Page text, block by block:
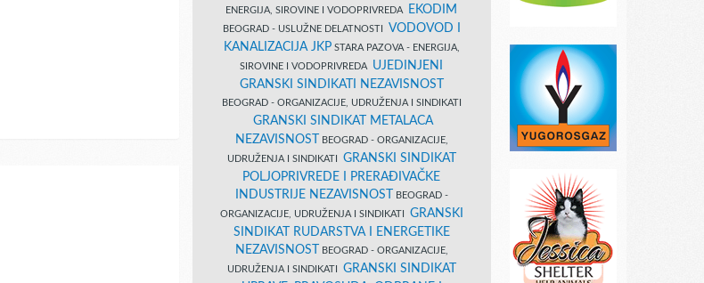
ENERGIJA, SIROVINE I VODOPRIVREDA
EKODIM
BEOGRAD - USLUŽNE DELATNOSTI VODOVOD I
KANALIZACIJA JKPSTARA PAZOVA - ENERGIJA,
SIROVINE I VODOPRIVREDA UJEDINJENI
GRANSKI SINDIKATI NEZAVISNOST
BEOGRAD - ORGANIZACIJE, UDRUŽENJA I SINDIKATI
GRANSKI SINDIKAT METALACA
NEZAVISNOST
BEOGRAD - ORGANIZACIJE,
UDRUŽENJA I SINDIKATI GRANSKI SINDIKAT
POLJOPRIVREDE I PRERAĐIVAČKE
INDUSTRIJE NEZAVISNOST
BEOGRAD -
ORGANIZACIJE, UDRUŽENJA I SINDIKATI GRANSKI
SINDIKAT RUDARSTVA I ENERGETIKE
NEZAVISNOST
BEOGRAD - ORGANIZACIJE,
UDRUŽENJA I SINDIKATI GRANSKI SINDIKAT